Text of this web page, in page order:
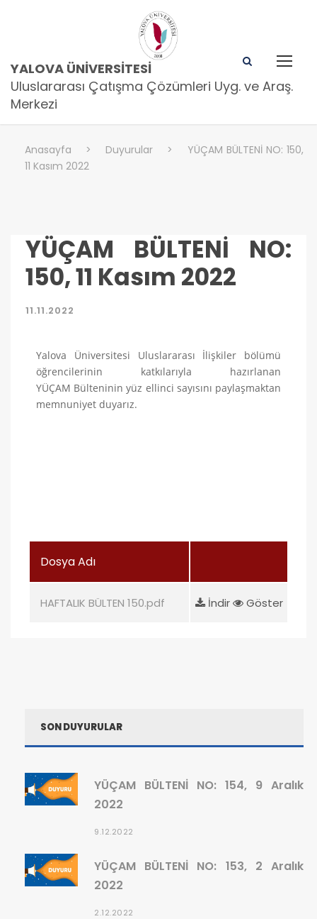
YALOVA ÜNIVERSITESI
Uluslararası Çatışma Çözümleri Uyg. ve Araş.
Merkezi
Anasayfa > Duyurular >
YÜÇAM BÜLTENİ NO: 150,
11 Kasım 2022
YÜÇAM BÜLTENİ NO:
150, 11 Kasım 2022
11.11.2022
Yalova Üniversitesi Uluslararası İlişkiler bölümü
öğrencilerinin katkılarıyla hazırlanan
YÜÇAM Bülteninin yüz ellinci sayısını paylaşmaktan
memnuniyet duyarız.
Dosya Adı
HAFTALIK BÜLTEN 150.pdf İndir Göster
SON DUYURULAR
YÜÇAM BÜLTENİ NO: 154, 9 Aralık
2022
9.12.2022
YÜÇAM BÜLTENİ NO: 153, 2 Aralık
2022
2.12.2022